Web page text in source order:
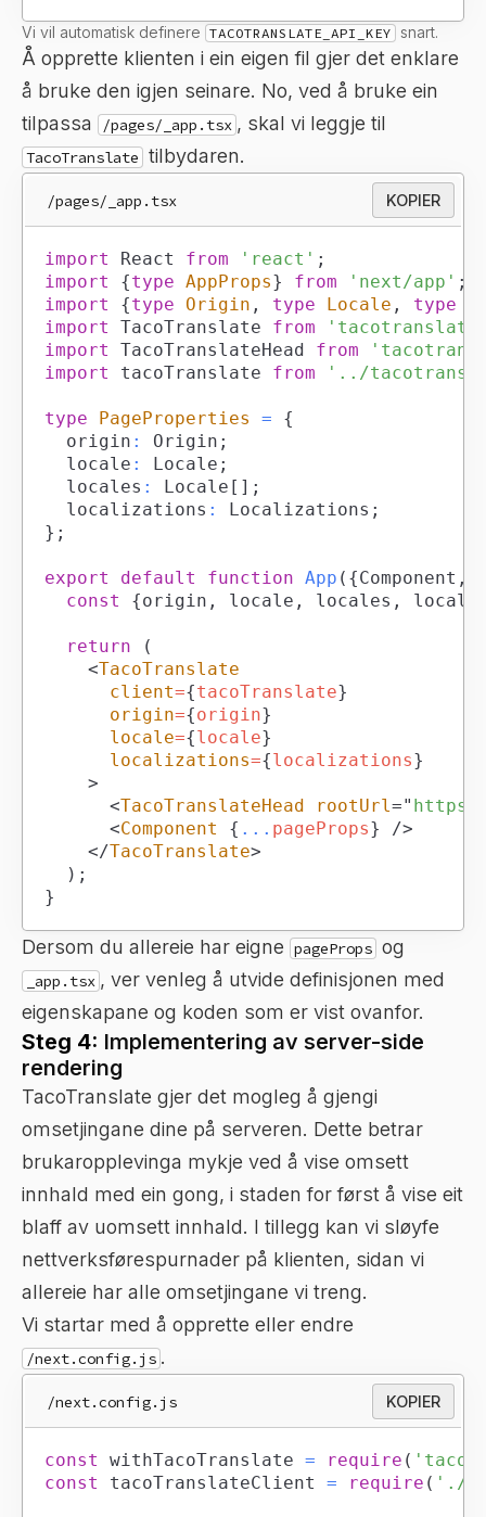
Vi vil automatisk definere TACOTRANSLATE_API_KEY snart.
Å opprette klienten i ein eigen fil gjer det enklare
å bruke den igjen seinare. No, ved å bruke ein
tilpassa
/pages/_app.tsx , skal vi leggje til
TacoTranslate tilbydaren.
/pages/_app.tsx KOPIER
import React from 'react' ;
import
{type AppProps} from 'next/app' ;
import
{type Origin , type Locale , type
import
TacoTranslate from
import
TacoTranslateHead from
import
tacoTranslate from '../
type PageProperties =
{
	origin
: Origin ;
	locale
: Locale ;
	locales
: Locale [ ] ;
	localizations
: Localizations ;
} ;
export default function App ( {Component ,
const
{origin , locale , locales ,
return
(
<TacoTranslate
client={tacoTranslate}
origin={origin}
locale={locale}
localizations={localizations}
>
<TacoTranslateHead rootUrl="
<Component { ... pageProps}
/>
</TacoTranslate>
) ;
}
Dersom du allereie har eigne pageProps og
_app.tsx , ver venleg å utvide definisjonen med
eigenskapane og koden som er vist ovanfor.
Steg 4: Implementering av server-side
rendering
TacoTranslate gjer det mogleg å gjengi
omsetjingane dine på serveren. Dette betrar
brukaropplevinga mykje ved å vise omsett
innhald med ein gong, i staden for først å vise eit
blaff av uomsett innhald. I tillegg kan vi sløyfe
nettverksførespurnader på klienten, sidan vi
allereie har alle omsetjingane vi treng.
Vi startar med å opprette eller endre
/next.config.js .
/next.config.js KOPIER
const withTacoTranslate = require (
const
tacoTranslateClient = require ( './